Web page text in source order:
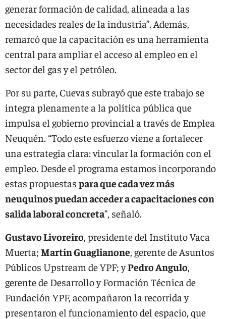
generar formación de calidad, alineada a las
necesidades reales de la industria”. Además,
remarcó que la capacitación es una herramienta
central para ampliar el acceso al empleo en el
sector del gas y el petróleo.
Por su parte, Cuevas subrayó que este trabajo se
integra plenamente a la política pública que
impulsa el gobierno provincial a través de Emplea
Neuquén. “Todo este esfuerzo viene a fortalecer
una estrategia clara: vincular la formación con el
empleo. Desde el programa estamos incorporando
estas propuestas para que cada vez más
neuquinos puedan acceder a capacitaciones con
salida laboral concreta”, señaló.
Gustavo Livoreiro, presidente del Instituto Vaca
Muerta; Martín Guaglianone, gerente de Asuntos
Públicos Upstream de YPF; yPedro Angulo,
gerente de Desarrollo y Formación Técnica de
Fundación YPF, acompañaron la recorrida y
presentaron el funcionamiento del espacio, que